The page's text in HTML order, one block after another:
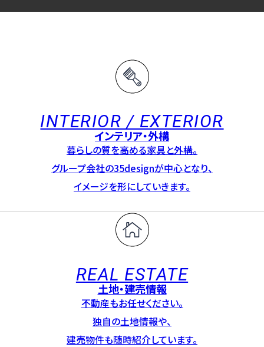
INTERIOR / EXTERIOR
インテリア・外構
暮らしの質を高める家具と外構。
グループ会社の35designが中心となり、
イメージを形にしていきます。
REAL ESTATE
土地・建売情報
不動産もお任せください。
独自の土地情報や、
建売物件も随時紹介しています。